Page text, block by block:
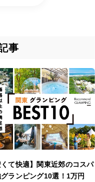
事
くて快適】関東近郊のコスパ
ランピング10選！1万円